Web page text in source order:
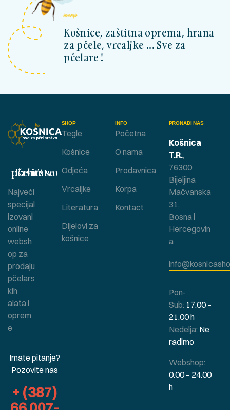
kosnicashop.ba
Košnice, zaštitna oprema, hrana
za pčele, vrcaljke ... Sve za
pčelare !
SHOP
Tegle
Košnice
Odjeća
Vrcaljke
Literatura
Dijelovi za
košnice
INFO
Početna
O nama
Prodavnica
Korpa
Kontact
Bavite se pčelarstvom ?
Najveći
specijal
izovani
online
websh
op za
prodaju
pčelars
kih
alata i
oprem
e
Imate pitanje?
Pozovite nas
+ (387)
PRONAĐI NAS
Košnica
T.R.,
76300
Bijeljina
Mačvanska
31,
Bosna i
Hercegovin
a
Pon-
Sub: 17.00 –
21.00 h
Nedelja: Ne
radimo
Webshop:
0.00 – 24.00
h